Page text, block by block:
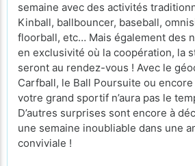
semaine avec des activités
Kinball, ballbouncer, baseball,
floorball, etc… Mais également des
en exclusivité où la coopération, la
seront au rendez-vous ! Avec le
Carfball, le Ball Poursuite ou
votre grand sportif n’aura pas le
D’autres surprises sont encore à
une semaine inoubliable dans une
conviviale !